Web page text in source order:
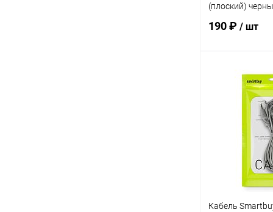
(плоский)
190 ₽ / шт
В
Купить в 1
В избранное
Кабель